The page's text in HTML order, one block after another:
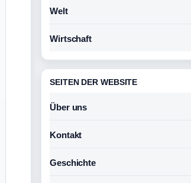
Welt
Wirtschaft
SEITEN DER WEBSITE
Über uns
Kontakt
Geschichte